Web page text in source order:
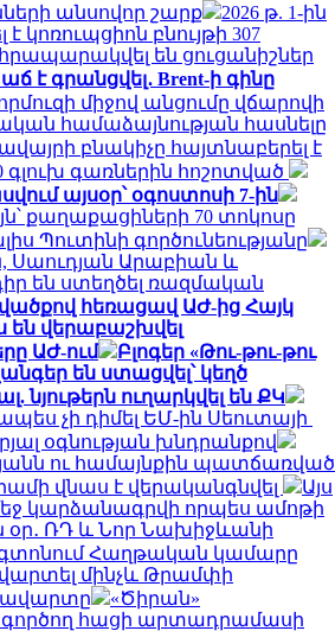
անսովոր շարք
2026 թ. 1-ին
է կոռուպցիոն բնույթի 307
են ցուցանիշներ
է գրանցվել․ Brent-ի գինը
միջով անցումը վճարովի
համաձայնության հասնելը
բնակիչը հայտնաբերել է
գառներին հոշոտված
այսօր՝ օգոստոսի 7-ին
քաղաքացիների 70 տոկոսը
Պուտինի գործունեությանը
Սաուդյան Արաբիան և
են ստեղծել ռազմական
հեռացավ ԱԺ-ից Հայկ
են վերաբաշխվել
ԱԺ-ում
Բլոգեր «Թու-թու-թու
են ստացվել՝ կեղծ
նյութերն ուղարկվել են ՔԿ
չի դիմել ԵՄ-ին Սեուտայի
օգնության խնդրանքով
ու համայնքին պատճառված
վնաս է վերականգնվել
Այս
կարձանագրվի որպես ամոթի
օր․ ՌԴ և Նոր Նախիջևանի
Հաղթական կամարը
մինչև Թրամփի
ավարտը
«Ծիրան»
գործող հացի արտադրամասի